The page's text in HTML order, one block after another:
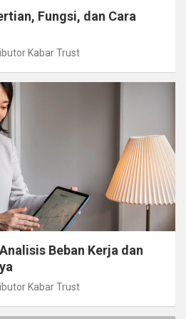
Fungsi, dan Cara
Kabar Trust
Beban Kerja dan
Kabar Trust